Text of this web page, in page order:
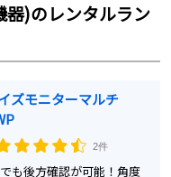
器)のレンタルラン
ズモニターマルチ
2件
も後方確認が可能！角度